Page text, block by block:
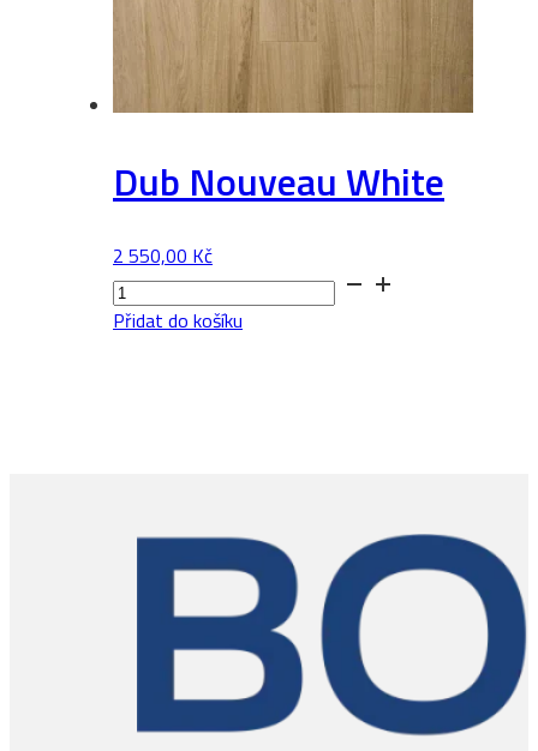
Dub Nouveau White
2 550,00 Kč
Dub
Nouveau
Přidat do košíku